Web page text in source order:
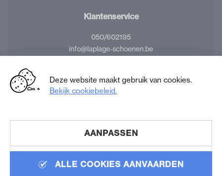
Klantenservice
050/602195
info@laplage-schoenen.be
FacebookInstagram
© 2026 LA PLAGE SCHOENEN. ALLE RECHTEN
VOORBEHOUDEN |DISCLAIMER|COOKIES|PRIVACY
WEBSITE BY WEBATVANTAGE
Deze website maakt gebruik van cookies.
Bekijk cookiebeleid.
AANPASSEN
ALLE COOKIES AANVAARDEN